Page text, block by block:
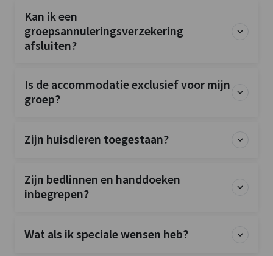
Kan ik een
groepsannuleringsverzekering
afsluiten?
Is de accommodatie exclusief voor mijn
groep?
Zijn huisdieren toegestaan?
Zijn bedlinnen en handdoeken
inbegrepen?
Wat als ik speciale wensen heb?